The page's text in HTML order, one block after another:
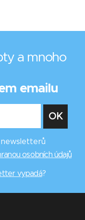
a mnoho
emailu
newsletterů
osobních údajů
vypadá?